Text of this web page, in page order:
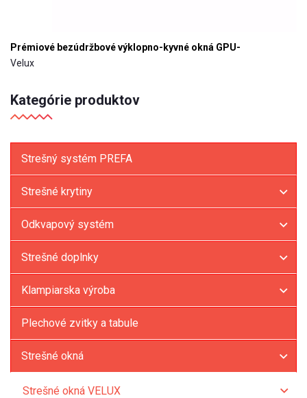
Kategórie produktov
Strešný systém PREFA
Strešné krytiny
Odkvapový systém
Strešné doplnky
Klampiarska výroba
Plechové zvitky a tabule
Strešné okná
Strešné okná VELUX
Prémiové bezúdržbové výklopno-kyvné okná GPU-
Velux